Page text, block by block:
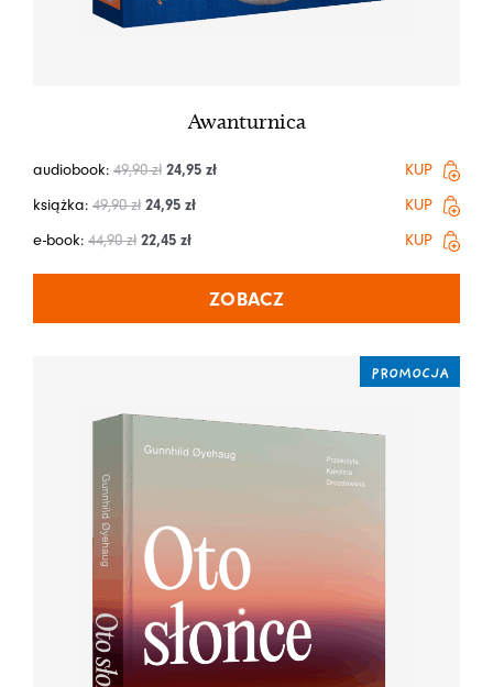
Awanturnica
audiobook: 49,90zł 24,95 zł
KUP
książka: 49,90zł 24,95 zł
KUP
e-book: 44,90zł 22,45 zł KUP
ZOBACZ
PROMOCJA